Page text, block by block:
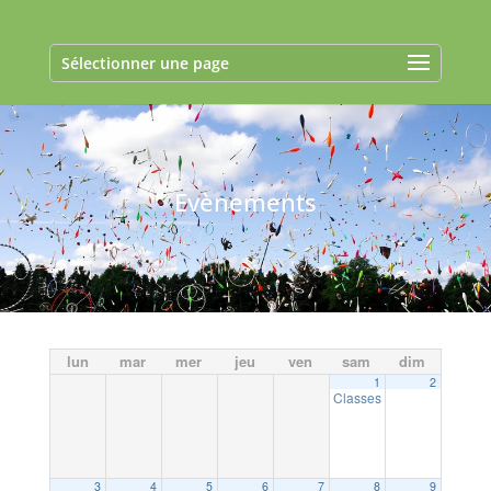
Sélectionner une page
Evènements
lun mar mer jeu ven sam dim
1
Classes 2
2
3 4 5 6 7 8 9